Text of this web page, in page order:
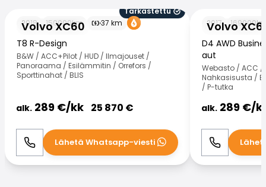
Volvo XC60
Tarkastettu
2018
150000km 37 km
T8 R-Design
B&W / ACC+Pilot / HUD / Ilmajouset /
Panoraama / Esilämmitin / Orrefors /
Sporttinahat / BLIS
alk. 289 €/kk 25 870 €
Soita WhatsApp
Lähetä Whatsapp-viesti
Volvo
2017 169000
D4 AWD
aut
Webasto / ACC /
Nahkasisusta /
/ P-tutka
alk. 289 €/
Soita